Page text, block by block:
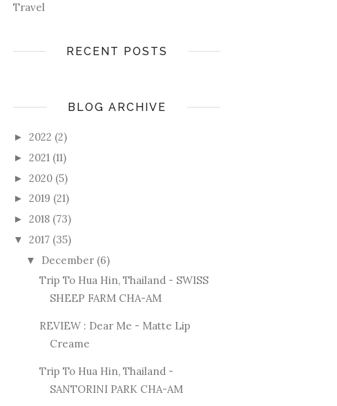
Travel
RECENT POSTS
BLOG ARCHIVE
► 2022 (2)
► 2021 (11)
► 2020 (5)
► 2019 (21)
► 2018 (73)
▼ 2017 (35)
▼ December (6)
Trip To Hua Hin, Thailand - SWISS
SHEEP FARM CHA-AM
REVIEW : Dear Me - Matte Lip
Creame
Trip To Hua Hin, Thailand -
SANTORINI PARK CHA-AM